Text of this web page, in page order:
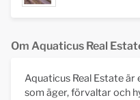
Om Aquaticus Real
Aquaticus Real Estate
som äger, förvaltar och